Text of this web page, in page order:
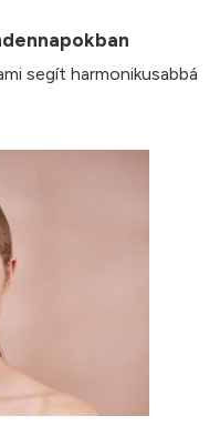
segít harmonikusabbá